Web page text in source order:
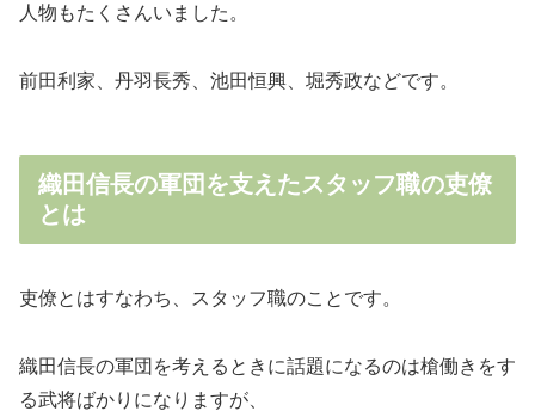
人物もたくさんいました。
前田利家、丹羽長秀、池田恒興、堀秀政などです。
織田信長の軍団を支えたスタッフ職の吏僚
とは
吏僚とはすなわち、スタッフ職のことです。
織田信長の軍団を考えるときに話題になるのは槍働きをす
る武将ばかりになりますが、